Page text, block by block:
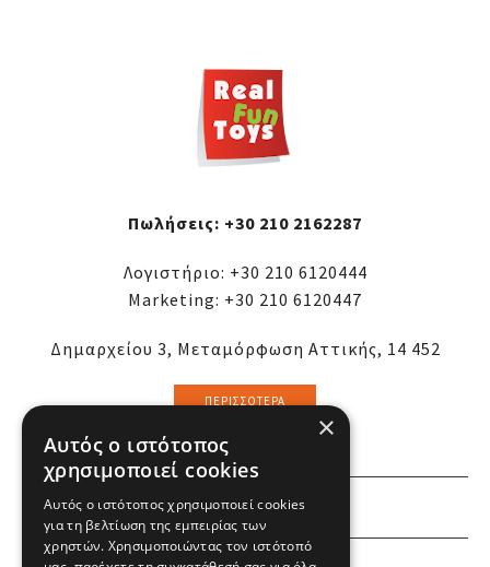
Πωλήσεις: +30 210 2162287
Λογιστήριο: +30 210 6120444
Marketing: +30 210 6120447
Δημαρχείου 3, Μεταμόρφωση Αττικής, 14 452
ΠΕΡΙΣΣΌΤΕΡΑ
ΕΜΕΙΣ
×
Αυτός ο ιστότοπος
χρησιμοποιεί cookies
Αυτός ο ιστότοπος χρησιμοποιεί cookies
για τη βελτίωση της εμπειρίας των
χρηστών. Χρησιμοποιώντας τον ιστότοπό